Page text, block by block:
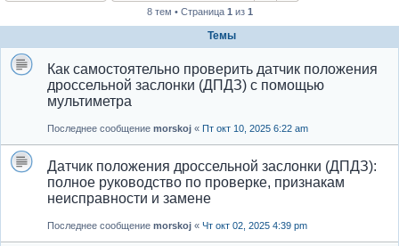
8 тем • Страница 1 из 1
Темы
Как самостоятельно проверить датчик положения
дроссельной заслонки (ДПДЗ) с помощью
мультиметра
Последнее сообщение morskoj « Пт окт 10, 2025 6:22 am
Датчик положения дроссельной заслонки (ДПДЗ):
полное руководство по проверке, признакам
неисправности и замене
Последнее сообщение morskoj « Чт окт 02, 2025 4:39 pm